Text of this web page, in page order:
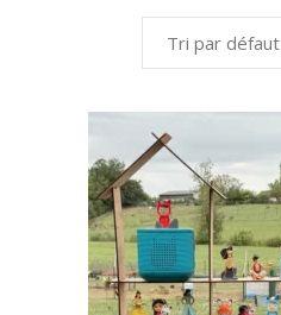
Tri par défaut